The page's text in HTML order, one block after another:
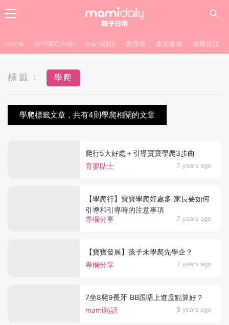
Home APP限定內容! mami熱話 教育路 產前產後 健康資訊
標籤： 學爬
學爬標籤文章，共有4則學爬相關的文章
育嬰貼士 7 years ago
爬行5大好處＋引導寶寶學爬3步曲
專欄分享 7 years ago
【學爬行】寶寶學爬好處多 家長要如何
引導和引導時的注意事項
專欄分享 7 years ago
【寶寶發展】孩子未學爬先學企？
mami熱話 8 years ago
7坐8爬9長牙 BB跟唔上進度點算好？